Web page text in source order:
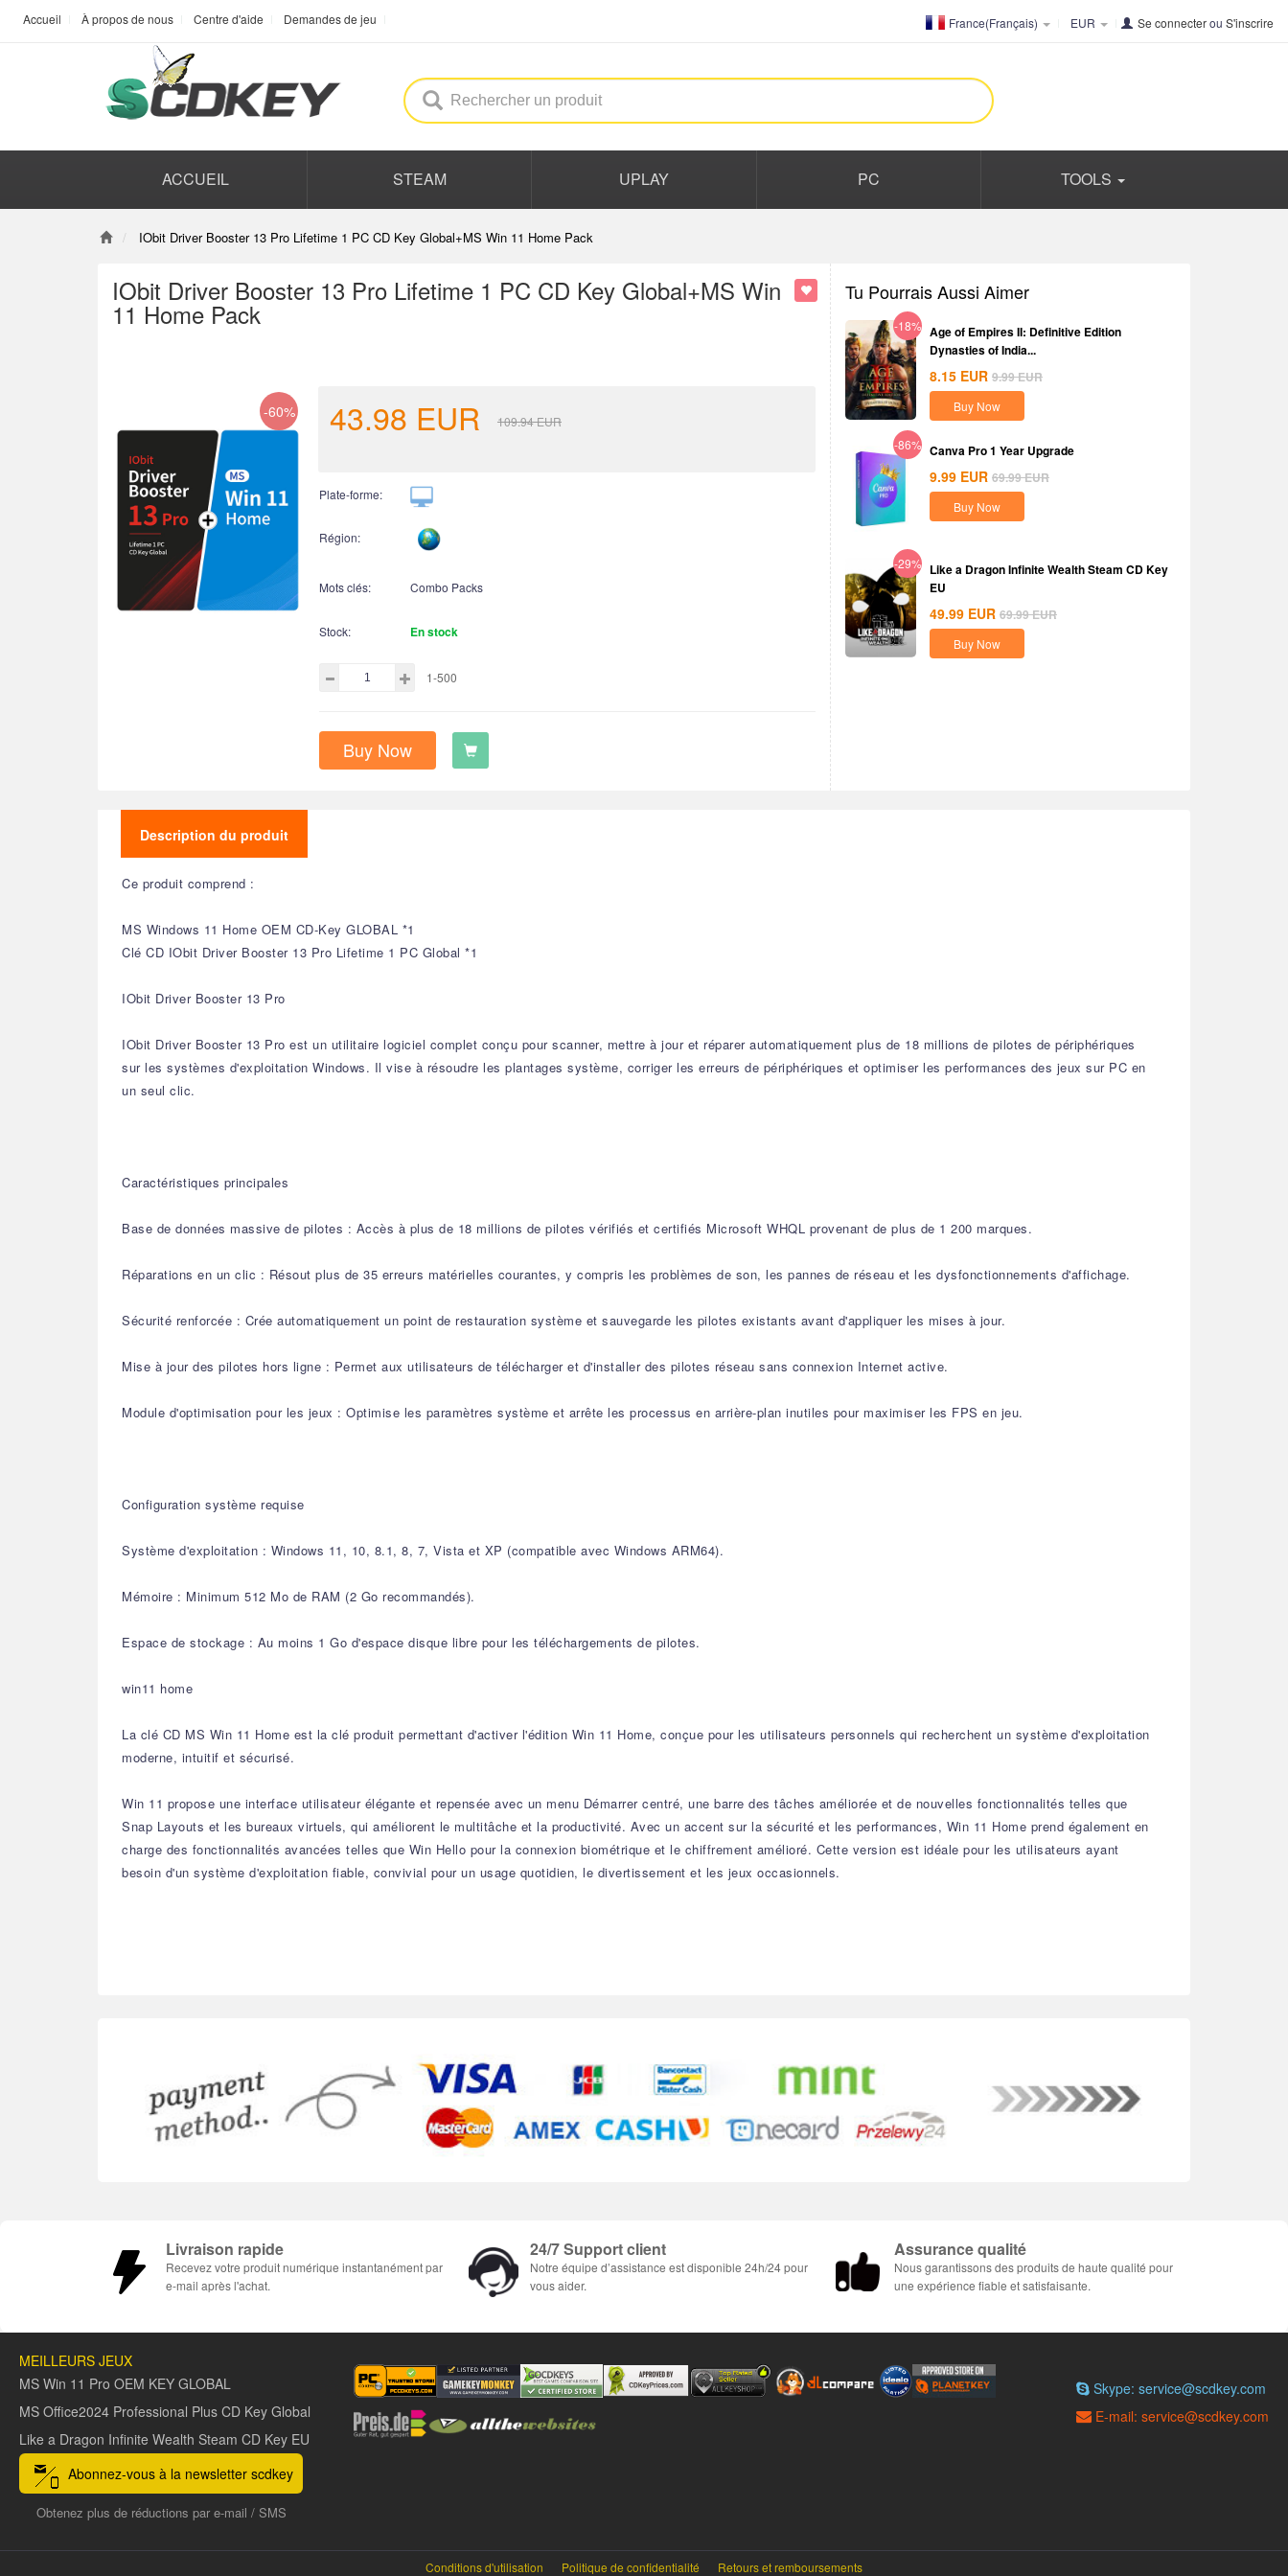
Accueil À propos de nous Centre d'aide Demandes de jeu France(Français) EUR Se connecterou S'inscrire
ACCUEIL STEAM UPLAY PC TOOLS
IObit Driver Booster 13 Pro Lifetime 1 PC CD Key Global+MS Win 11 Home Pack
IObit Driver Booster 13 Pro Lifetime 1 PC CD Key Global+MS Win
11 Home Pack
-60% 43.98 EUR 109.94EUR
Plate-forme:
Région:
Mots clés: Combo Packs
Stock: En stock
1-500
Buy Now
Tu Pourrais Aussi Aimer
-18% Age of Empires II: Definitive Edition
Dynasties of India...
8.15 EUR 9.99EUR
Buy Now
-86% Canva Pro 1 Year Upgrade
9.99 EUR 69.99EUR
Buy Now
-29% Like a Dragon Infinite Wealth Steam CD Key
EU
49.99 EUR 69.99EUR
Buy Now
Description du produit
Ce produit comprend :
MS Windows 11 Home OEM CD-Key GLOBAL *1
Clé CD IObit Driver Booster 13 Pro Lifetime 1 PC Global *1
IObit Driver Booster 13 Pro
IObit Driver Booster 13 Pro est un utilitaire logiciel complet conçu pour scanner, mettre à jour et réparer automatiquement plus de 18 millions de pilotes de périphériques
sur les systèmes d'exploitation Windows. Il vise à résoudre les plantages système, corriger les erreurs de périphériques et optimiser les performances des jeux sur PC en
un seul clic.
Caractéristiques principales
Base de données massive de pilotes : Accès à plus de 18 millions de pilotes vérifiés et certifiés Microsoft WHQL provenant de plus de 1 200 marques.
Réparations en un clic : Résout plus de 35 erreurs matérielles courantes, y compris les problèmes de son, les pannes de réseau et les dysfonctionnements d'affichage.
Sécurité renforcée : Crée automatiquement un point de restauration système et sauvegarde les pilotes existants avant d'appliquer les mises à jour.
Mise à jour des pilotes hors ligne : Permet aux utilisateurs de télécharger et d'installer des pilotes réseau sans connexion Internet active.
Module d'optimisation pour les jeux : Optimise les paramètres système et arrête les processus en arrière-plan inutiles pour maximiser les FPS en jeu.
Configuration système requise
Système d'exploitation : Windows 11, 10, 8.1, 8, 7, Vista et XP (compatible avec Windows ARM64).
Mémoire : Minimum 512 Mo de RAM (2 Go recommandés).
Espace de stockage : Au moins 1 Go d'espace disque libre pour les téléchargements de pilotes.
win11 home
La clé CD MS Win 11 Home est la clé produit permettant d'activer l'édition Win 11 Home, conçue pour les utilisateurs personnels qui recherchent un système d'exploitation
moderne, intuitif et sécurisé.
Win 11 propose une interface utilisateur élégante et repensée avec un menu Démarrer centré, une barre des tâches améliorée et de nouvelles fonctionnalités telles que
Snap Layouts et les bureaux virtuels, qui améliorent le multitâche et la productivité. Avec un accent sur la sécurité et les performances, Win 11 Home prend également en
charge des fonctionnalités avancées telles que Win Hello pour la connexion biométrique et le chiffrement amélioré. Cette version est idéale pour les utilisateurs ayant
besoin d'un système d'exploitation fiable, convivial pour un usage quotidien, le divertissement et les jeux occasionnels.
Livraison rapide
Recevez votre produit numérique instantanément par
e-mail après l'achat.
24/7 Support client
Notre équipe d’assistance est disponible 24h/24 pour
vous aider.
Assurance qualité
Nous garantissons des produits de haute qualité pour
une expérience fiable et satisfaisante.
MEILLEURS JEUX
MS Win 11 Pro OEM KEY GLOBAL
MS Office2024 Professional Plus CD Key Global
Like a Dragon Infinite Wealth Steam CD Key EU
Skype: service@scdkey.com
E-mail: service@scdkey.com
Abonnez-vous à la newsletter scdkey
Obtenez plus de réductions par e-mail / SMS
Conditions d'utilisation Politique de confidentialité Retours et remboursements